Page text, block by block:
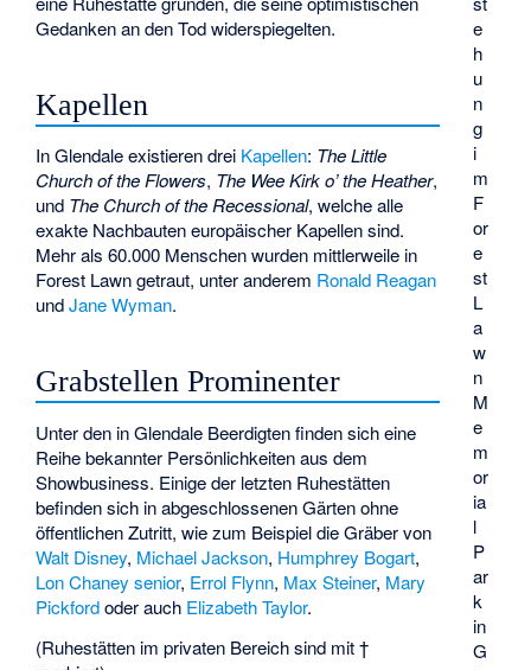
e
h
u
n
g
i
m
F
or
e
st
L
a
w
n
M
e
m
or
ia
l
P
ar
k
in
G
Gedanken an den Tod widerspiegelten.
Kapellen
In Glendale existieren drei Kapellen: The Little
Church of the Flowers, The Wee Kirk o’ the Heather,
und The Church of the Recessional, welche alle
exakte Nachbauten europäischer Kapellen sind.
Mehr als 60.000 Menschen wurden mittlerweile in
Forest Lawn getraut, unter anderem Ronald Reagan
undJane Wyman.
Grabstellen Prominenter
Unter den in Glendale Beerdigten finden sich eine
Reihe bekannter Persönlichkeiten aus dem
Showbusiness. Einige der letzten Ruhestätten
befinden sich in abgeschlossenen Gärten ohne
öffentlichen Zutritt, wie zum Beispiel die Gräber von
Walt Disney, Michael Jackson, Humphrey Bogart,
Lon Chaney senior, Errol Flynn, Max Steiner, Mary
Pickfordoder auch Elizabeth Taylor.
(Ruhestätten im privaten Bereich sind mit †